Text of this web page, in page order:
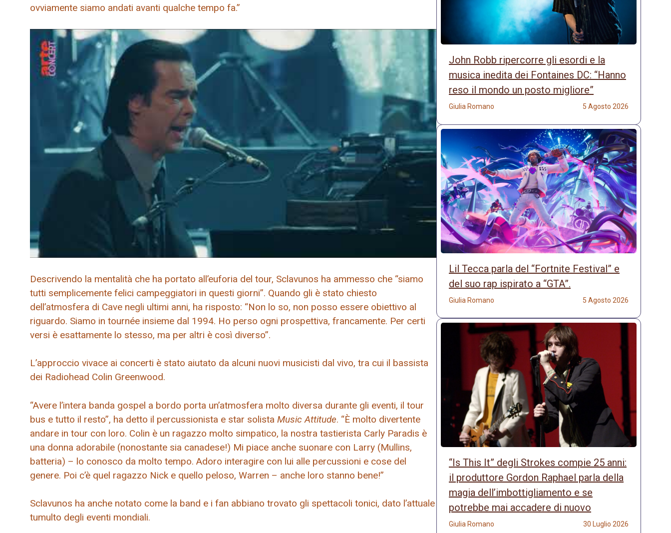
ovviamente siamo andati avanti qualche tempo fa.”
Descrivendo la mentalità che ha portato all’euforia del tour, Sclavunos ha ammesso che “siamo
tutti semplicemente felici campeggiatori in questi giorni”. Quando gli è stato chiesto
dell’atmosfera di Cave negli ultimi anni, ha risposto: “Non lo so, non posso essere obiettivo al
riguardo. Siamo in tournée insieme dal 1994. Ho perso ogni prospettiva, francamente. Per certi
versi è esattamente lo stesso, ma per altri è così diverso”.
L’approccio vivace ai concerti è stato aiutato da alcuni nuovi musicisti dal vivo, tra cui il bassista
dei Radiohead Colin Greenwood.
“Avere l’intera banda gospel a bordo porta un’atmosfera molto diversa durante gli eventi, il tour
bus e tutto il resto”, ha detto il percussionista e star solista Music Attitude. “È molto divertente
andare in tour con loro. Colin è un ragazzo molto simpatico, la nostra tastierista Carly Paradis è
una donna adorabile (nonostante sia canadese!) Mi piace anche suonare con Larry (Mullins,
batteria) – lo conosco da molto tempo. Adoro interagire con lui alle percussioni e cose del
genere. Poi c’è quel ragazzo Nick e quello peloso, Warren – anche loro stanno bene!”
Sclavunos ha anche notato come la band e i fan abbiano trovato gli spettacoli tonici, dato l’attuale
tumulto degli eventi mondiali.
John Robb ripercorre gli esordi e la
musica inedita dei Fontaines DC: “Hanno
reso il mondo un posto migliore”
Giulia Romano 5 Agosto 2026
Lil Tecca parla del “Fortnite Festival” e
del suo rap ispirato a “GTA”.
Giulia Romano 5 Agosto 2026
“Is This It” degli Strokes compie 25 anni:
il produttore Gordon Raphael parla della
magia dell’imbottigliamento e se
potrebbe mai accadere di nuovo
Giulia Romano 30 Luglio 2026